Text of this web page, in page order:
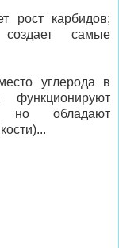
рост карбидов;
создает самые
углерода в
но обладают